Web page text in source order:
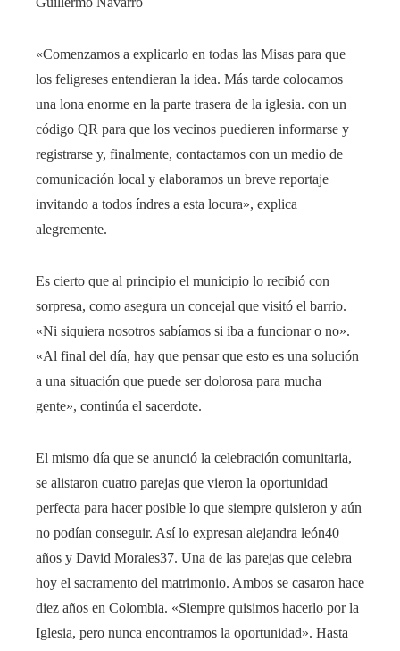
«Comenzamos a explicarlo en todas las Misas para que
los feligreses entendieran la idea. Más tarde colocamos
una lona enorme en la parte trasera de la iglesia. con un
código QR para que los vecinos puedieren informarse y
registrarse y, finalmente, contactamos con un medio de
comunicación local y elaboramos un breve reportaje
invitando a todos índres a esta locura», explica
alegremente.
Es cierto que al principio el municipio lo recibió con
sorpresa, como asegura un concejal que visitó el barrio.
«Ni siquiera nosotros sabíamos si iba a funcionar o no».
«Al final del día, hay que pensar que esto es una solución
a una situación que puede ser dolorosa para mucha
gente», continúa el sacerdote.
El mismo día que se anunció la celebración comunitaria,
se alistaron cuatro parejas que vieron la oportunidad
perfecta para hacer posible lo que siempre quisieron y aún
no podían conseguir. Así lo expresan alejandra león40
años y David Morales37. Una de las parejas que celebra
hoy el sacramento del matrimonio. Ambos se casaron hace
diez años en Colombia. «Siempre quisimos hacerlo por la
Iglesia, pero nunca encontramos la oportunidad». Hasta